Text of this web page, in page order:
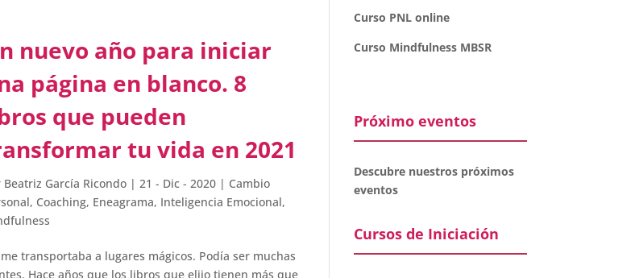
nuevo año para iniciar
página en blanco. 8
que pueden
tu vida en 2021
Beatriz García Ricondo |21 - Dic - 2020 | Cambio
, Coaching, Eneagrama, Inteligencia Emocional,
transportaba a lugares mágicos. Podía ser muchas
Hace años que los libros que elijo tienen más que
Curso PNL online
Curso Mindfulness MBSR
Próximo eventos
Descubre nuestros próximos
eventos
Cursos de Iniciación